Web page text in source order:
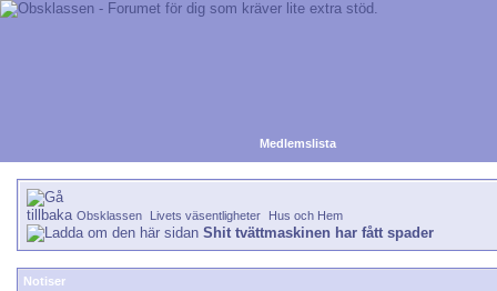
Medlemslista
Obsklassen Livets väsentligheter Hus och Hem
Shit tvättmaskinen har fått spader
Notiser